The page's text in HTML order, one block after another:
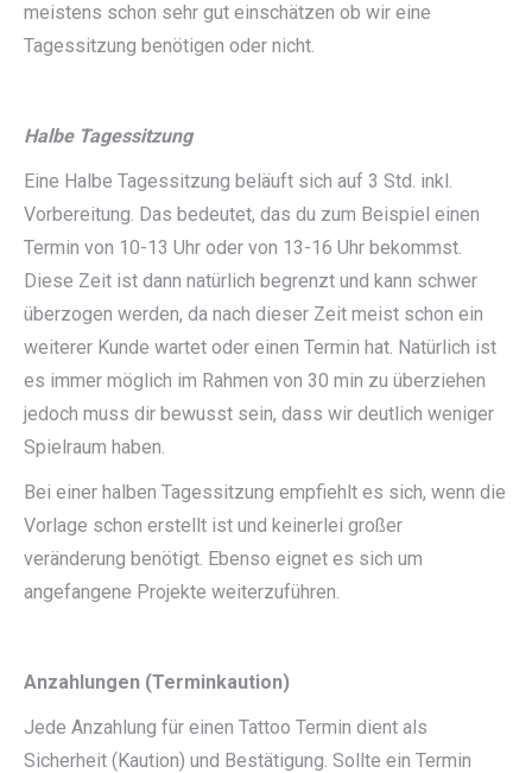
meistens schon sehr gut einschätzen ob wir eine
Tagessitzung benötigen oder nicht.
Halbe Tagessitzung
Eine Halbe Tagessitzung beläuft sich auf 3 Std. inkl.
Vorbereitung. Das bedeutet, das du zum Beispiel einen
Termin von 10-13 Uhr oder von 13-16 Uhr bekommst.
Diese Zeit ist dann natürlich begrenzt und kann schwer
überzogen werden, da nach dieser Zeit meist schon ein
weiterer Kunde wartet oder einen Termin hat. Natürlich ist
es immer möglich im Rahmen von 30 min zu überziehen
jedoch muss dir bewusst sein, dass wir deutlich weniger
Spielraum haben.
Bei einer halben Tagessitzung empfiehlt es sich, wenn die
Vorlage schon erstellt ist und keinerlei großer
veränderung benötigt. Ebenso eignet es sich um
angefangene Projekte weiterzuführen.
Anzahlungen (Terminkaution)
Jede Anzahlung für einen Tattoo Termin dient als
Sicherheit (Kaution) und Bestätigung. Sollte ein Termin